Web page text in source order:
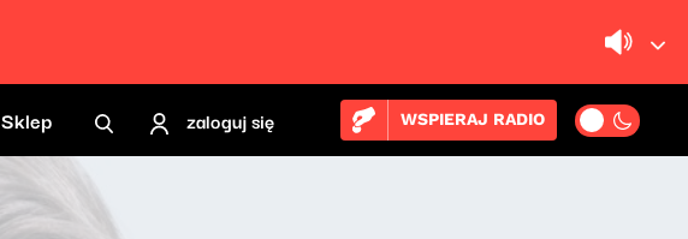
Sklep zaloguj się WSPIERAJ RADIO